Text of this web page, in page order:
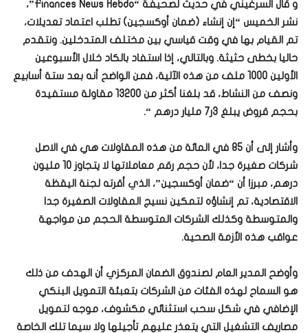
و قال السرغيني في حديث لصحيفة “Finances News Hebdo”،
نشر الخميس “إن إنشاء (ضمان أوكسجين) تطلب اعتماد تعديلات،
تم القيام بها في وقت قياسي بين مختلف المتدخلين. ونتقدم
حاليا بخطى حثيثة. وبالتالي، إذا استفاد بالكاد خلال الأسبوعين
الأولين 1000 ملف من هذه الآلية، فمن الواضح أنه بعد ستة أسابيع
ونصف من النشاط، قد بلغنا أكثر من 13200 مقاولة مستفيدة
بحجم قروض يبلغ 3ر7 مليار درهم “.
وأشار إلى أن 85 في المائة من هذه المقاولات هي في الاصل
شركات صغيرة جدا، لأن حجم رقم معاملاتها لا يتجاوز 10 مليون
درهم، مبرزا أن “ضمان أوكسجين”، الذي أقرته لجنة اليقظة
الاقتصادية، تم إنشاؤه لتمكين نسيج المقاولات الصغيرة جدا
والمتوسطة وكذلك الشركات المتوسطة الحجم من مواجهة
عواقب هذه الأزمة الصحية.
وأوضح المدير العام لصندوق الضمان المركزي أن الهدف من ذلك
هو السماح لهذه الفئات من الشركات بتعبئة التمويل البنكي
الإضافي في شكل سحب استثنائي مكشوف، موجه لتمويل
مصاريف التشغيل التي يتعذر عليهم تأجيلها ولا سيما تلك الخاصة